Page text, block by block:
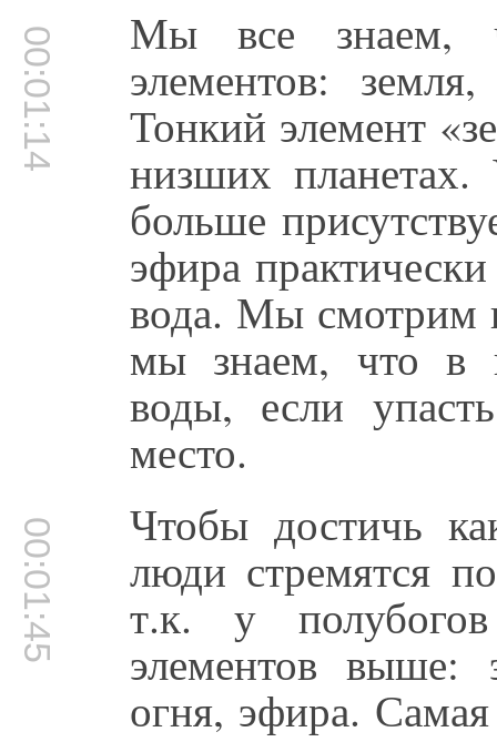
00:01:14 Мы все знаем,
элементов:
Тонкий элемент
низших
больше
эфира
вода. Мы смотрим
мы знаем, что в
воды, если
место.
00:01:45 Чтобы достичь
люди стремятся
т.к. у
элементов выше:
огня, эфира.